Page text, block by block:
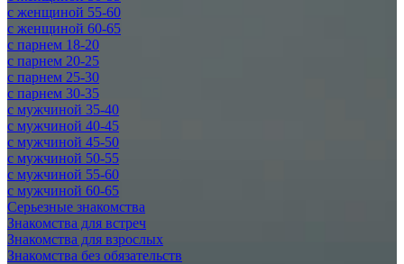
c женщиной 55-60
c женщиной 60-65
c парнем 18-20
c парнем 20-25
c парнем 25-30
c парнем 30-35
c мужчиной 35-40
c мужчиной 40-45
c мужчиной 45-50
c мужчиной 50-55
c мужчиной 55-60
c мужчиной 60-65
Серьезные знакомства
Знакомства для встреч
Знакомства для взрослых
Знакомства без обязательств